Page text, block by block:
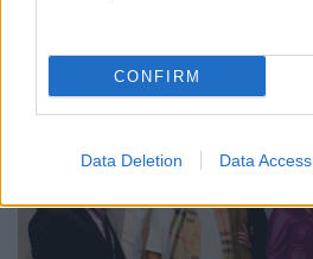
CONFIRM
Data Deletion Data Access